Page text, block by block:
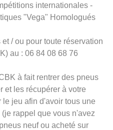
internationales -
"Vega" Homologués
/ ou pour toute réservation
au : 06 84 08 68 76
à fait rentrer des pneus
et les récupérer à votre
jeu afin d'avoir tous une
rappel que vous n'avez
neuf ou acheté sur